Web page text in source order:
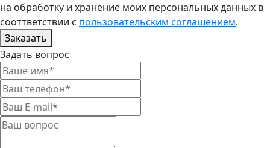
на обработку и хранение моих персональных данных в
сооттветствии с пользовательским соглашением.
Заказать
Задать вопрос